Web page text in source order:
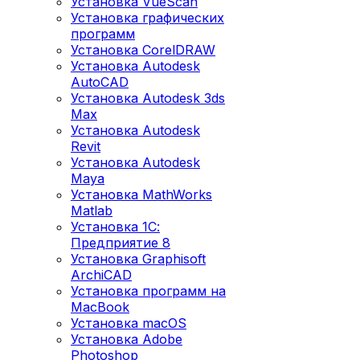
Установка графических
программ
Установка CorelDRAW
Установка Autodesk
AutoCAD
Установка Autodesk 3ds
Max
Установка Autodesk
Revit
Установка Autodesk
Maya
Установка MathWorks
Matlab
Установка 1С:
Предприятие 8
Установка Graphisoft
ArchiCAD
Установка программ на
MacBook
Установка macOS
Установка Adobe
Photoshop